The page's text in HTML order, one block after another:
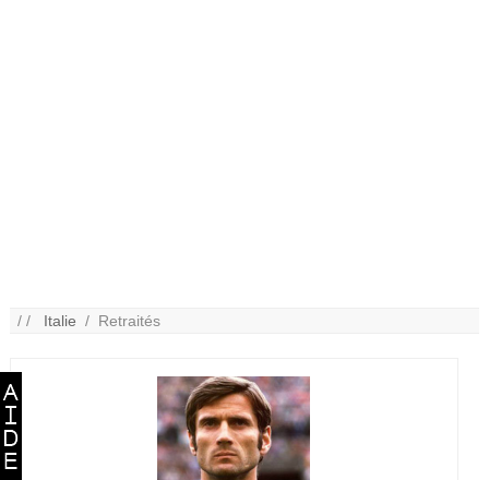
/ / Italie / Retraités